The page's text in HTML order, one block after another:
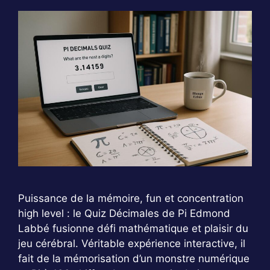
Puissance de la mémoire, fun et concentration
high level : le Quiz Décimales de Pi Edmond
Labbé fusionne défi mathématique et plaisir du
jeu cérébral. Véritable expérience interactive, il
fait de la mémorisation d’un monstre numérique